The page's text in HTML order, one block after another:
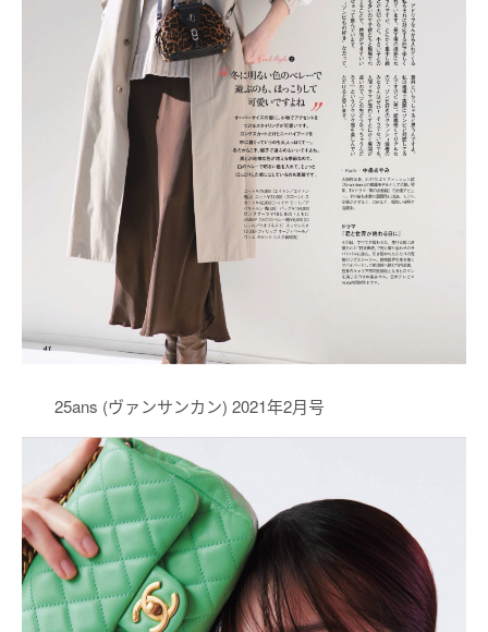
25ans (ヴァンサンカン) 2021年2月号